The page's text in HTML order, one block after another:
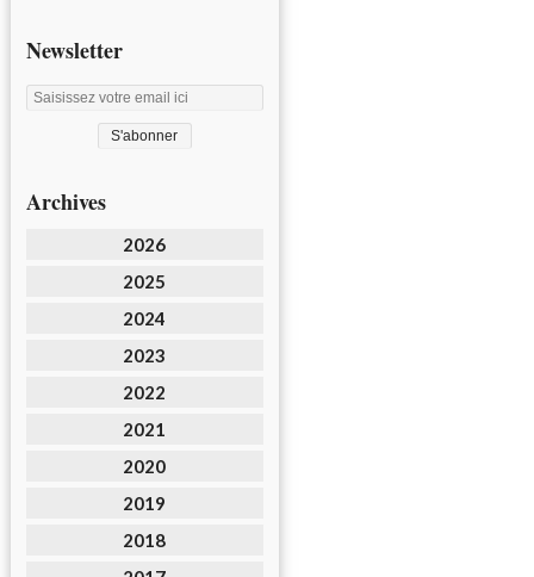
Newsletter
Archives
2026
2025
2024
2023
2022
2021
2020
2019
2018